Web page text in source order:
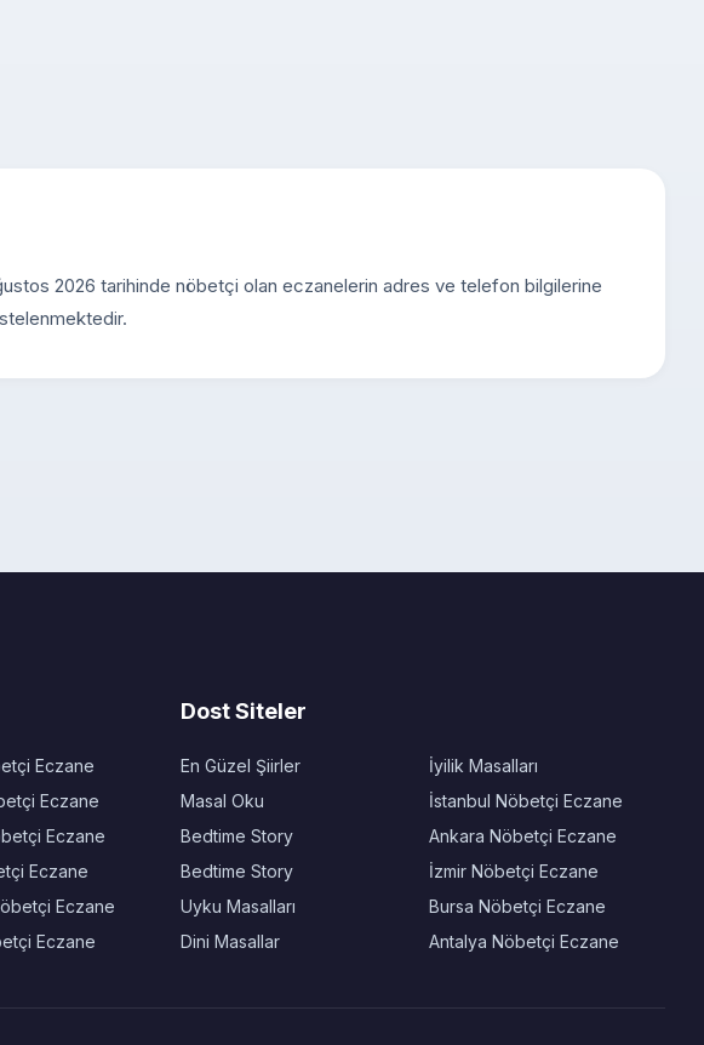
2026 tarihinde nöbetçi olan eczanelerin adres ve telefon bilgilerine
Eczane
Eczane
Eczane
Eczane
Eczane
Eczane
Dost Siteler
En Güzel Şiirler
Masal Oku
Bedtime Story
Bedtime Story
Uyku Masalları
Dini Masallar
İyilik Masalları
İstanbul Nöbetçi Eczane
Ankara Nöbetçi Eczane
İzmir Nöbetçi Eczane
Bursa Nöbetçi Eczane
Antalya Nöbetçi Eczane